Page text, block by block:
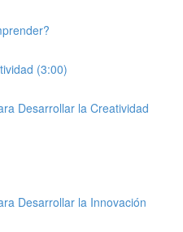
(3:00)
Desarrollar la Creatividad
Desarrollar la Innovación